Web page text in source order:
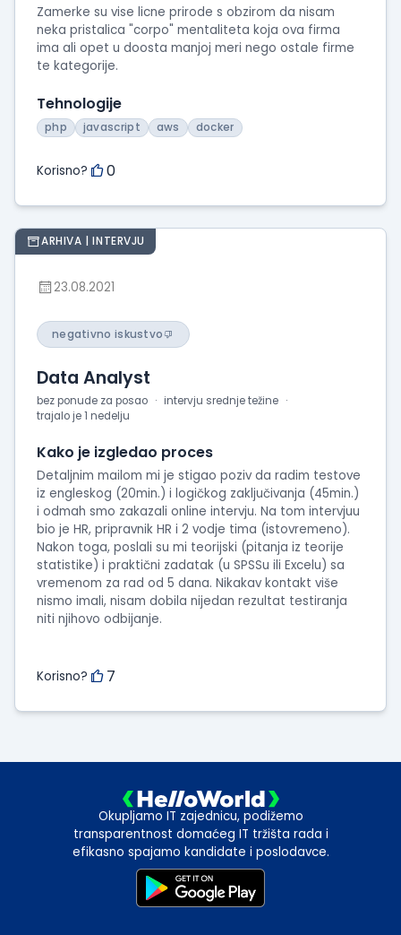
Zamerke su vise licne prirode s obzirom da nisam
neka pristalica "corpo" mentaliteta koja ova firma
ima ali opet u doosta manjoj meri nego ostale firme
te kategorije.
Tehnologije
php javascript aws docker
Korisno? 0
ARHIVA | INTERVJU
23.08.2021
negativno iskustvo
Data Analyst
bez ponude za posao
intervju srednje težine
trajalo je 1 nedelju
Kako je izgledao proces
Detaljnim mailom mi je stigao poziv da radim testove
iz engleskog (20min.) i logičkog zaključivanja (45min.)
i odmah smo zakazali online intervju. Na tom intervjuu
bio je HR, pripravnik HR i 2 vodje tima (istovremeno).
Nakon toga, poslali su mi teorijski (pitanja iz teorije
statistike) i praktični zadatak (u SPSSu ili Excelu) sa
vremenom za rad od 5 dana. Nikakav kontakt više
nismo imali, nisam dobila nijedan rezultat testiranja
niti njihovo odbijanje.
Korisno? 7
Okupljamo IT zajednicu, podižemo
transparentnost domaćeg IT tržišta rada i
efikasno spajamo kandidate i poslodavce.